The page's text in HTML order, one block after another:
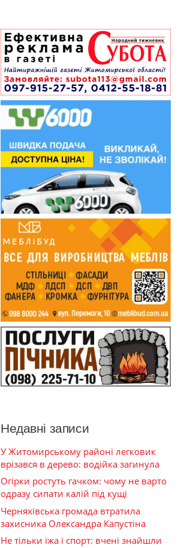
Недавні записи
У Житомирському районі легковик
врізався в дерево: водійка загинула
Огірки ростуть гачком: чому не варто
одразу сипати калій під кущі
Черняхівська громада втратила
захисника Олександра Капустіна
Не тільки їжа і спорт: вчені знайшли